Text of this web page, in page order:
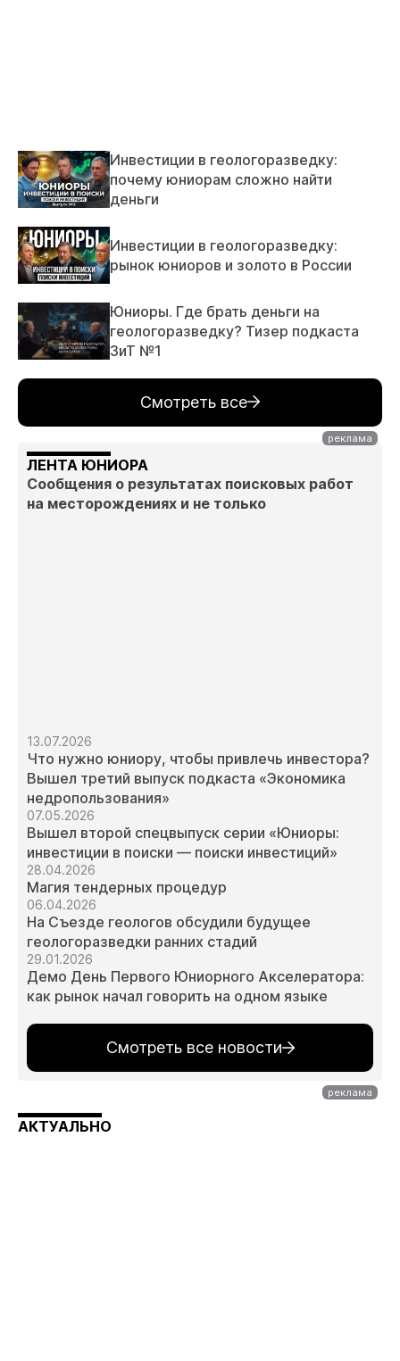
Инвестиции в геологоразведку:
почему юниорам сложно найти
деньги
Инвестиции в геологоразведку:
рынок юниоров и золото в России
Юниоры. Где брать деньги на
геологоразведку? Тизер подкаста
ЗиТ №1
Смотреть все
ЛЕНТА ЮНИОРА
Сообщения о результатах поисковых работ
на месторождениях и не только
13.07.2026
Что нужно юниору, чтобы привлечь инвестора?
Вышел третий выпуск подкаста «Экономика
недропользования»
07.05.2026
Вышел второй спецвыпуск серии «Юниоры:
инвестиции в поиски — поиски инвестиций»
28.04.2026
Магия тендерных процедур
06.04.2026
На Съезде геологов обсудили будущее
геологоразведки ранних стадий
29.01.2026
Демо День Первого Юниорного Акселератора:
как рынок начал говорить на одном языке
Смотреть все новости
АКТУАЛЬНО